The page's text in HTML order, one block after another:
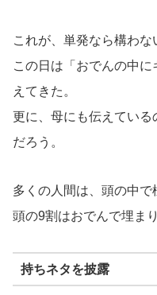
これが、単発なら構わな
この日は「おでんの中
えてきた。
更に、母にも伝えている
だろう。
多くの人間は、頭の中
頭の9割はおでんで埋ま
持ちネタを披露